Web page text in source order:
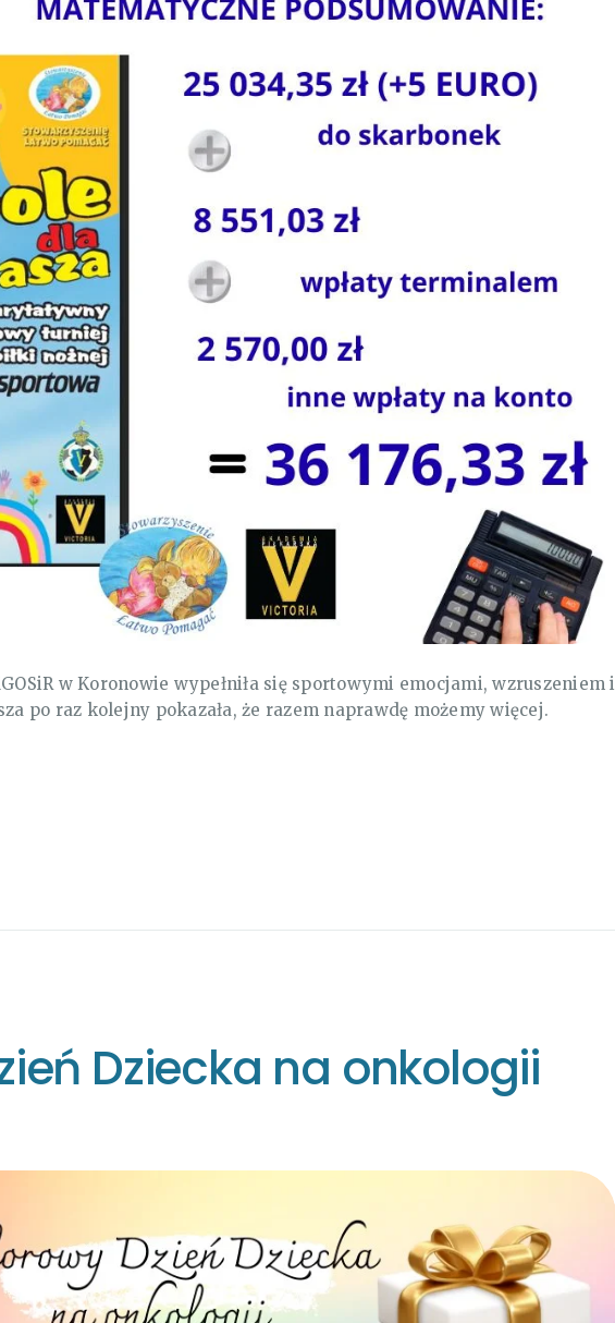
w Koronowie wypełniła się sportowymi emocjami, wzruszeniem i
po raz kolejny pokazała, że razem naprawdę możemy więcej.
Dziecka na onkologii